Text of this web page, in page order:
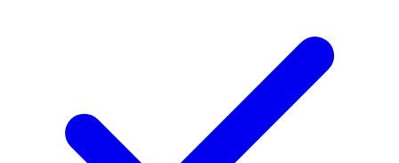
基於信仰的喪親支援
對於父親